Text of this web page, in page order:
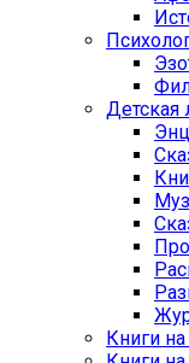
Детская
Книги